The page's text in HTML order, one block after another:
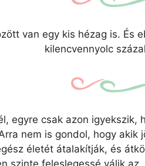
van egy kis hézag is. És
kilencvennyolc
egyre csak azon
nem is gondol, hogy
életét átalakítják, és
szinte feleslegessé válik